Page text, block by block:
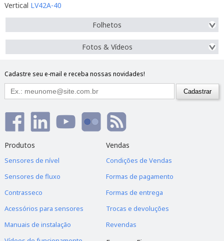
Vertical LV42A-40
Folhetos
Fotos & Vídeos
Cadastre seu e-mail e receba nossas novidades!
Produtos
Sensores de nível
Sensores de fluxo
Contrasseco
Acessórios para sensores
Manuais de instalação
Vendas
Condições de Vendas
Formas de pagamento
Formas de entrega
Trocas e devoluções
Revendas